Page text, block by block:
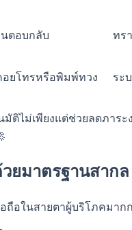
ตอบกลับ ทร
ยโทรหรือพิมพ์ทวง ระ
มัติไม่เพียงแต่ช่วยลดภา
ยมาตรฐานสากล
อในสายตาผู้บริโภคมาก